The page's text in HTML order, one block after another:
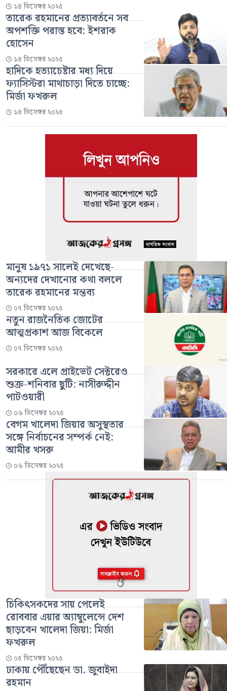
১৪ ডিসেম্বর ২০২৫
তারেক রহমানের প্রত্যাবর্তনে সব
অপশক্তি পরাস্ত হবে: ইশরাক
হোসেন
১৪ ডিসেম্বর ২০২৫
হাদিকে হত্যাচেষ্টার মধ্য দিয়ে
ফ্যাসিস্টরা মাথাচাড়া দিতে চাচ্ছে:
মির্জা ফখরুল
১৪ ডিসেম্বর ২০২৫
মানুষ ১৯৭১ সালেই দেখেছে-
অন্যদের দেখানোর কথা বললে
তারেক রহমানের মন্তব্য
০৭ ডিসেম্বর ২০২৫
নতুন রাজনৈতিক জোটের
আত্মপ্রকাশ আজ বিকেলে
০৭ ডিসেম্বর ২০২৫
সরকারে এলে প্রাইভেট সেক্টরেও
শুক্র-শনিবার ছুটি: নাসীরুদ্দীন
পাটওয়ারী
০৬ ডিসেম্বর ২০২৫
বেগম খালেদা জিয়ার অসুস্থতার
সঙ্গে নির্বাচনের সম্পর্ক নেই:
আমীর খসরু
০৬ ডিসেম্বর ২০২৫
চিকিৎসকদের সায় পেলেই
রোববার এয়ার অ্যাম্বুলেন্সে দেশ
ছাড়বেন খালেদা জিয়া: মির্জা
ফখরুল
০৫ ডিসেম্বর ২০২৫
ঢাকায় পৌঁছেছেন ডা. জুবাইদা
রহমান